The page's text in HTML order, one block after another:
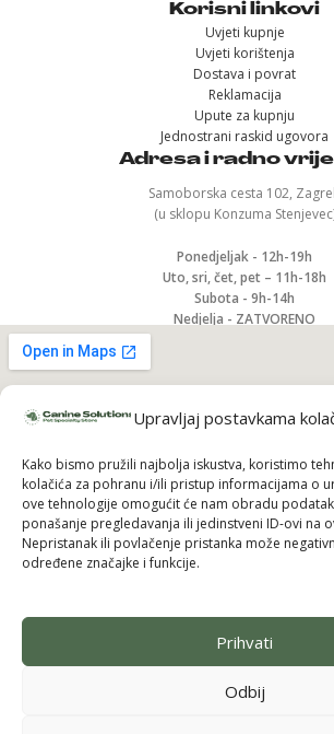
Upravljaj postavkama
Kako bismo pružili najbolja iskustva, koristimo
kolačića za pohranu i/ili pristup informacijama o
ove tehnologije omogućit će nam obradu
ponašanje pregledavanja ili jedinstveni ID-ovi na
Nepristanak ili povlačenje pristanka može
određene značajke i funkcije.
Prihvati
Odbij
Korisni linkovi
Uvjeti kupnje
Uvjeti korištenja
Dostava i povrat
Reklamacija
Upute za kupnju
Jednostrani raskid ugovora
Adresa i radno
Samoborska cesta 102,
(u sklopu Konzuma
Ponedjeljak - 12h-19h
Uto, sri, čet, pet – 11h-18h
Subota - 9h-14h
Nedjelja - ZATVORENO
Pridruži se i uzmi 10%
narudžbu
Budi među prvima koji saznaju za nove